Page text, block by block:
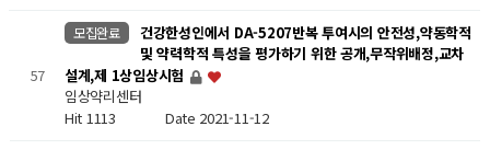
57
모집완료
건강한성인에서 DA-5207반복 투여시의 안전성,약동학적
및 약력학적 특성을 평가하기 위한 공개,무작위배정,교차
설계,제 1상임상시험
임상약리센터
Hit 1113 Date 2021-11-12